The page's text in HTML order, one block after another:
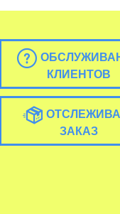
КЛИЕНТОВ
ЗАКАЗ